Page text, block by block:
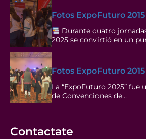
Fotos ExpoFuturo
Durante cuatro
2025 se convirtió en un
Fotos ExpoFuturo 2015
La “ExpoFuturo 2025” fue
de Convenciones de…
Contactate